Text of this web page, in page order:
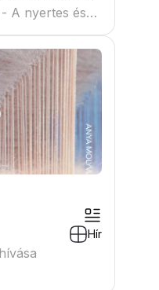
A nyertes és
megtekinthető
Hír